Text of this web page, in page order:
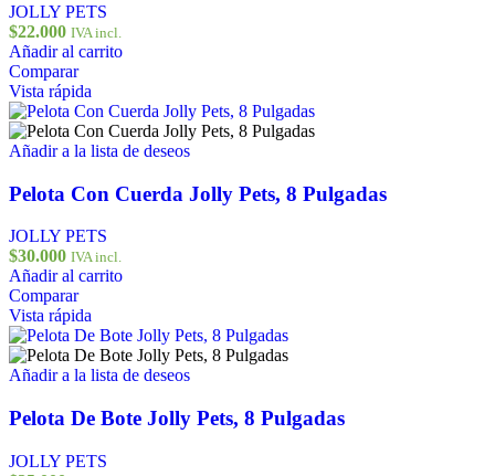
JOLLY PETS
$22.000 IVA incl.
Añadir al carrito
Comparar
Vista rápida
Añadir a la lista de deseos
Pelota Con Cuerda Jolly Pets, 8 Pulgadas
JOLLY PETS
$30.000 IVA incl.
Añadir al carrito
Comparar
Vista rápida
Añadir a la lista de deseos
Pelota De Bote Jolly Pets, 8 Pulgadas
JOLLY PETS